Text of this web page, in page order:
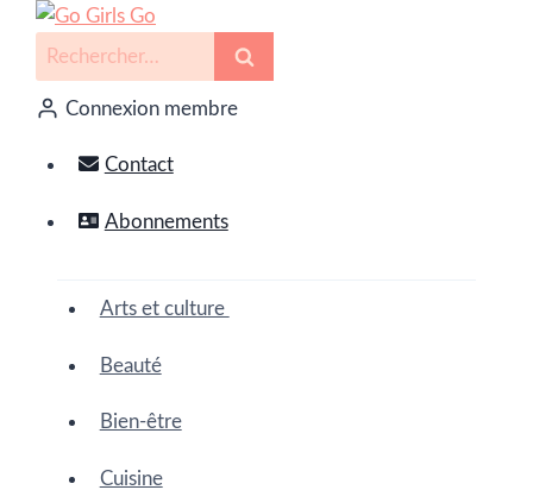
Connexion membre
Contact
Abonnements
Arts et culture
Beauté
Bien-être
Cuisine